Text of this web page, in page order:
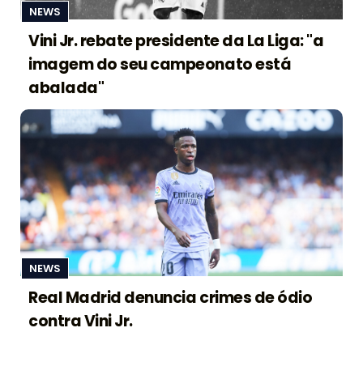
NEWS
Vini Jr. rebate presidente da La Liga: "a
imagem do seu campeonato está
abalada"
NEWS
Real Madrid denuncia crimes de ódio
contra Vini Jr.